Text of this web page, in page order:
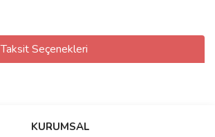
Taksit Seçenekleri
KURUMSAL